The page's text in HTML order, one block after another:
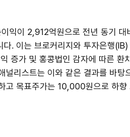
익이 2,912억원으로 전년 동기 대
. 이는 브로커리지와 투자은행(IB)
증가 및 홍콩법인 감자에 따른 환
리스트는 이와 같은 결과를 바탕
목표주가는 10,000원으로 하향